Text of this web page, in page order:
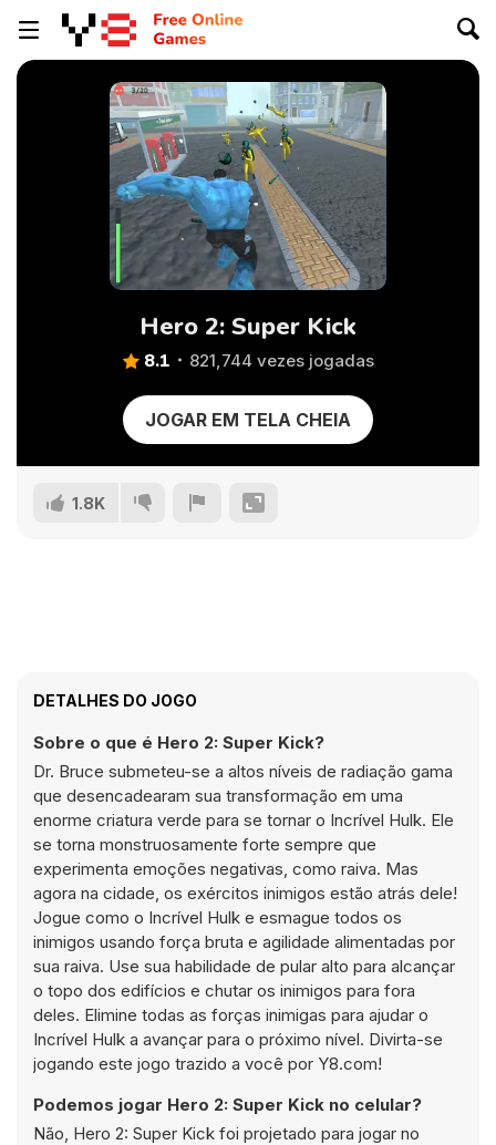
Hero 2: Super Kick
8.1 821,744 vezes jogadas
JOGAR EM TELA CHEIA
1.8K
DETALHES DO JOGO
Sobre o que é Hero 2: Super Kick?
Dr. Bruce submeteu-se a altos níveis de radiação gama
que desencadearam sua transformação em uma
enorme criatura verde para se tornar o Incrível Hulk. Ele
se torna monstruosamente forte sempre que
experimenta emoções negativas, como raiva. Mas
agora na cidade, os exércitos inimigos estão atrás dele!
Jogue como o Incrível Hulk e esmague todos os
inimigos usando força bruta e agilidade alimentadas por
sua raiva. Use sua habilidade de pular alto para alcançar
o topo dos edifícios e chutar os inimigos para fora
deles. Elimine todas as forças inimigas para ajudar o
Incrível Hulk a avançar para o próximo nível. Divirta-se
jogando este jogo trazido a você por Y8.com!
Podemos jogar Hero 2: Super Kick no celular?
Não, Hero 2: Super Kick foi projetado para jogar no